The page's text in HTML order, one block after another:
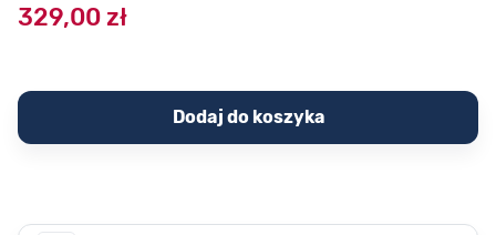
329,00 zł
Dodaj do koszyka